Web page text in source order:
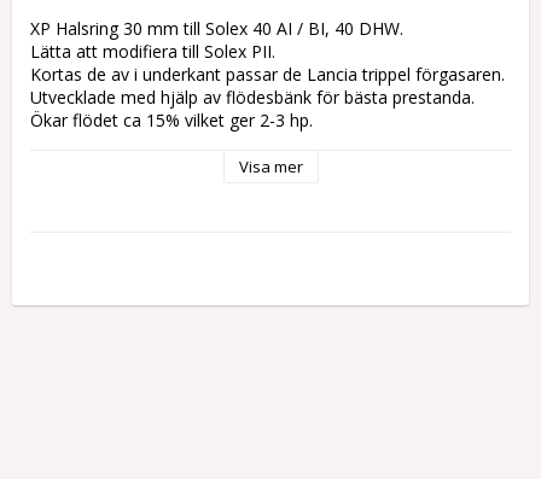
XP Halsring 30 mm till Solex 40 AI / BI, 40 DHW.
Lätta att modifiera till Solex PII.
Kortas de av i underkant passar de Lancia trippel förgasaren.
Utvecklade med hjälp av flödesbänk för bästa prestanda.
Ökar flödet ca 15% vilket ger 2-3 hp.
Visa mer